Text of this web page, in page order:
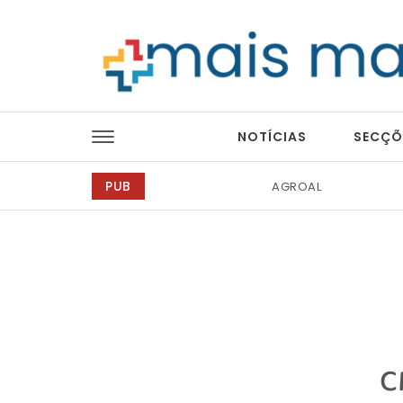
NOTÍCIAS
PUB Abreu Advogados